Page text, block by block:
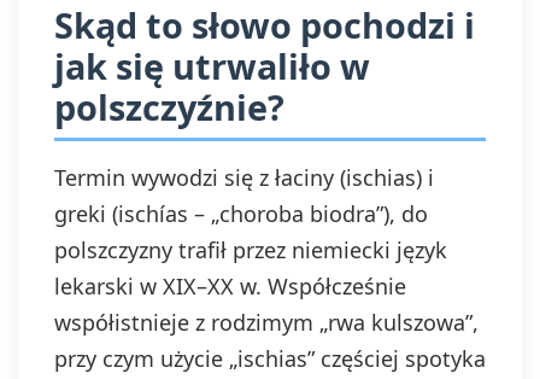
Skąd to słowo pochodzi i
jak się utrwaliło w
polszczyźnie?
Termin wywodzi się z łaciny (ischias) i
greki (ischías – „choroba biodra”), do
polszczyzny trafił przez niemiecki język
lekarski w XIX–XX w. Współcześnie
współistnieje z rodzimym „rwa kulszowa”,
przy czym użycie „ischias” częściej spotyka